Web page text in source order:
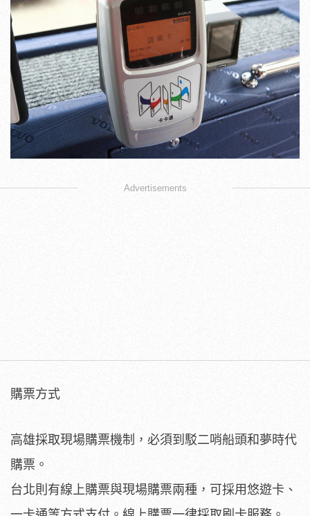
Advertisements
購票方式
高雄採取現場購票機制，必須到駁二哨船頭和夢時代
購票。
台北則有線上購票與現場購票兩種，可採用悠遊卡、